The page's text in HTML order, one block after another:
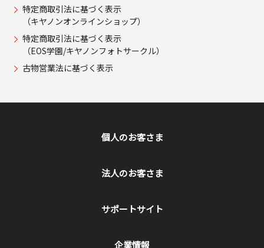
特定商取引法に基づく表示
（キヤノンオンラインショップ）
特定商取引法に基づく表示
（EOS学園/キヤノンフォトサークル）
古物営業法に基づく表示
個人のお客さま
法人のお客さま
サポートサイト
企業情報